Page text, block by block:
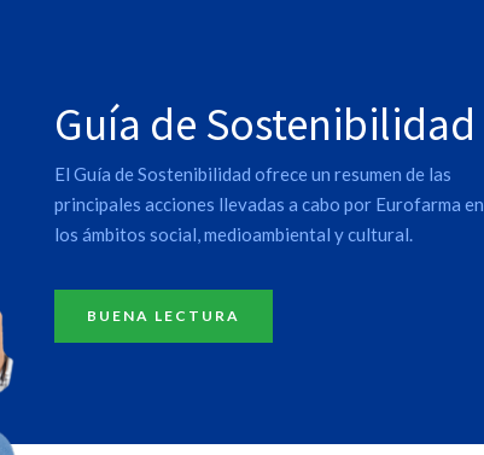
Guía de Sostenibilidad
El Guía de Sostenibilidad ofrece un resumen de las
principales acciones llevadas a cabo por Eurofarma en
los ámbitos social, medioambiental y cultural.
BUENA LECTURA